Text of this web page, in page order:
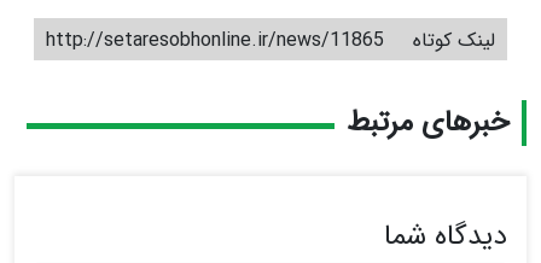
لینک کوتاه http://setaresobhonline.ir/news/11865
خبرهای مرتبط
دیدگاه شما